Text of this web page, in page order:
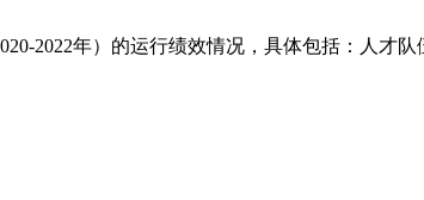
2022年）的运行绩效情况，具体包括：人才